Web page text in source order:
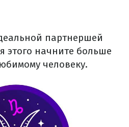
партнершей
этого начните больше
человеку.